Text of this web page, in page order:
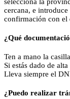
selecciona la
cercana, e
confirmación con el
¿Qué
Ten a mano la
Si estás dado de
Lleva siempre el
¿Puedo realizar